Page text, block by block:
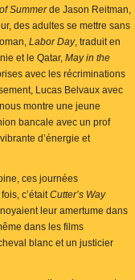
Summerde Jason Reitman,
des adultes se mettre sans
Labor Day, traduit en
et le Qatar, May in the
avec les récriminations
Lucas Belvaux avec
montre une jeune
bancale avec un prof
d’énergie et
ces journées
c’étaitCutter’s Way
leur amertume dans
dans les films
blanc et un justicier